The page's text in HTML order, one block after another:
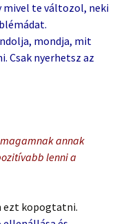
mivel te változol, neki
mondja, mit
Csak nyerhetsz az
annak
lenni a
ezt kopogtatni.